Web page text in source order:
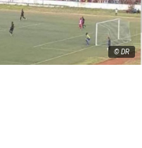
© DR